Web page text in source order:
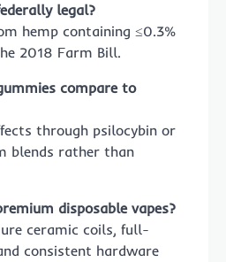
legal?
hemp containing ≤0.3%
2018 Farm Bill.
compare to
through psilocybin or
blends rather than
disposable vapes?
ceramic coils, full-
consistent hardware